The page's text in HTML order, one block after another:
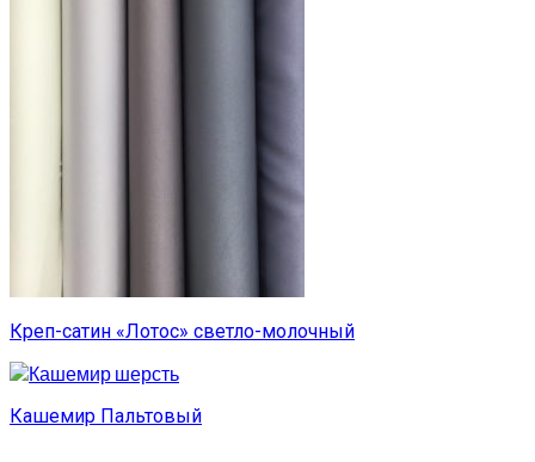
Креп-сатин «Лотос» светло-молочный
Кашемир Пальтовый